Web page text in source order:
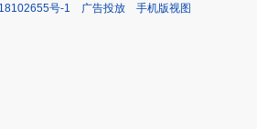
号-1 广告投放 手机版视图